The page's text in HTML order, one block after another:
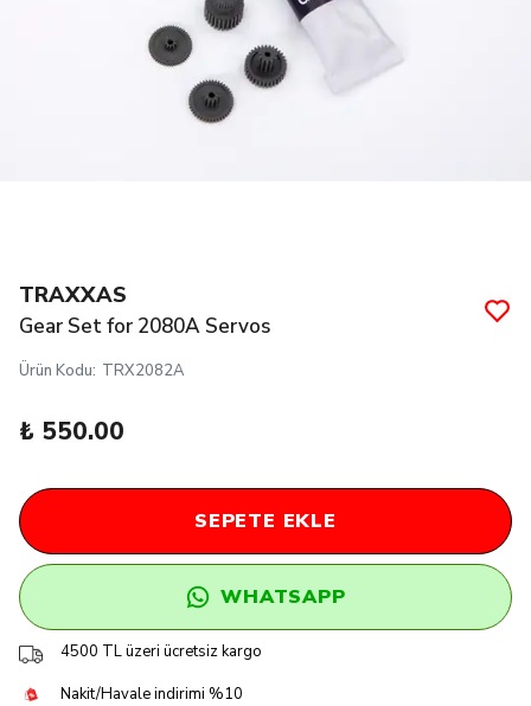
TRAXXAS
Gear Set for 2080A Servos
Ürün Kodu: TRX2082A
₺ 550.00
SEPETE EKLE
WHATSAPP
4500 TL üzeri ücretsiz kargo
Nakit/Havale indirimi %10